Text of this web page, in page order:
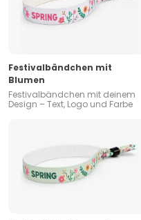
Festivalbändchen mit
Blumen
Festivalbändchen mit deinem
Design – Text, Logo und Farbe